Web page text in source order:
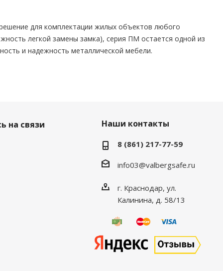
для комплектации жилых объектов любого
легкой замены замка), серия ПМ остается одной из
и надежность металлической мебели.
на связи Наши контакты
8 (861) 217-77-59
info03@valbergsafe.ru
г. Краснодар, ул.
Калинина, д. 58/13